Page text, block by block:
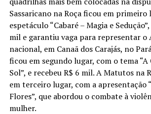
Sassaricano na Roça ficou em primeiro
espetáculo “Cabaré – Magia e
mil e garantiu vaga para representar o
nacional, em Canaã dos Carajás, no
ficou em segundo lugar, com o tema “A
Sol”, e recebeu R$ 6 mil. A Matutos na
em terceiro lugar, com a apresentação
Flores”, que abordou o combate à
mulher.